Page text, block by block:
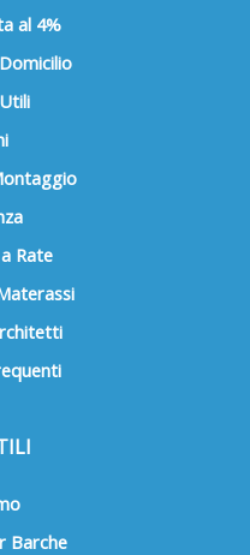
al 4%
Rate
Barche